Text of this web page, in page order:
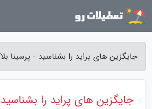
جایگزین های پراید را بشناسید - پرسینا
جایگزین های پراید را بشناسید